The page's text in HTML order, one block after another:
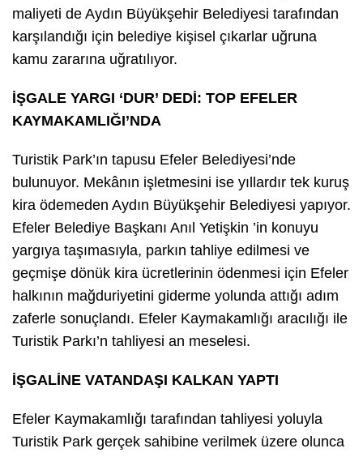
maliyeti de Aydın Büyükşehir Belediyesi tarafından
karşılandığı için belediye kişisel çıkarlar uğruna
kamu zararına uğratılıyor.
İŞGALE YARGI ‘DUR’ DEDİ: TOP EFELER
KAYMAKAMLIĞI’NDA
Turistik Park’ın tapusu Efeler Belediyesi’nde
bulunuyor. Mekânın işletmesini ise yıllardır tek kuruş
kira ödemeden Aydın Büyükşehir Belediyesi yapıyor.
Efeler Belediye Başkanı Anıl Yetişkin ’in konuyu
yargıya taşımasıyla, parkın tahliye edilmesi ve
geçmişe dönük kira ücretlerinin ödenmesi için Efeler
halkının mağduriyetini giderme yolunda attığı adım
zaferle sonuçlandı. Efeler Kaymakamlığı aracılığı ile
Turistik Parkı’n tahliyesi an meselesi.
İŞGALİNE VATANDAŞI KALKAN YAPTI
Efeler Kaymakamlığı tarafından tahliyesi yoluyla
Turistik Park gerçek sahibine verilmek üzere olunca